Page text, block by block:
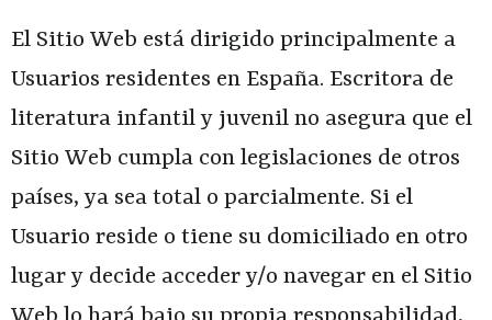
El Sitio Web está dirigido principalmente a
Usuarios residentes en España. Escritora de
literatura infantil y juvenil no asegura que el
Sitio Web cumpla con legislaciones de otros
países, ya sea total o parcialmente. Si el
Usuario reside o tiene su domiciliado en otro
lugar y decide acceder y/o navegar en el Sitio